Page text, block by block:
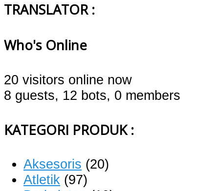
TRANSLATOR :
Who's Online
20 visitors online now
8 guests, 12 bots, 0 members
KATEGORI PRODUK :
Aksesoris (20)
Atletik (97)